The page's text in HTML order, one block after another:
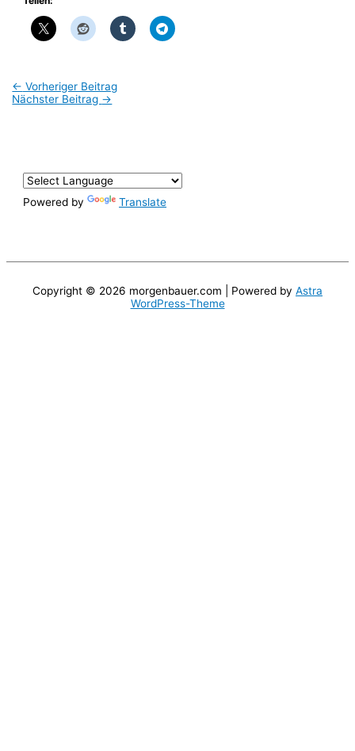
← Vorheriger Beitrag
Nächster Beitrag →
Powered by Translate
Copyright © 2026 morgenbauer.com | Powered by Astra
WordPress-Theme